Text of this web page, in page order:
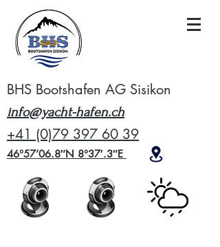
BHS Bootshafen AG Sisikon
info@yacht-hafen.ch
+41 (0)79 397 60 39
46°57’06.8″N 8°37′.3″E